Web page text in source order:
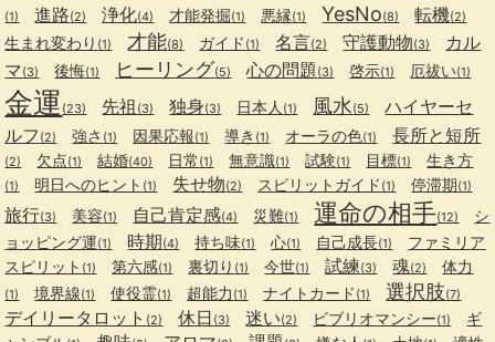
(1) 進路(2) 浄化(4) 才能発掘(1) 悪縁(1) YesNo(8) 転機(2)
生まれ変わり (1) 才能(8) ガイド (1) 名言(2) 守護動物(3)
カル
マ(3) 後悔(1) ヒーリング(5) 心の問題(3) 啓示(1) 厄祓い(1)
金運 (23) 先祖 (3) 独身(3) 日本人 (1) 風水(5)
ハイヤーセ
ルフ (2) 強さ (1) 因果応報(1) 導き (1) オーラの色(1) 長所と短所
(2) 欠点(1) 結婚(40) 日常 (1) 無意識(1) 試験(1) 目標(1) 生き方
(1) 明日へのヒント (1) 失せ物(2) スピリットガイド (1) 停滞期(1)
旅行(3) 美容(1) 自己肯定感(4) 災難(1) 運命の相手(12)
シ
ョッピング運(1) 時期(4) 持ち味(1) 心(1) 自己成長(1)
ファミリア
スピリット (1) 第六感(1) 裏切り (1) 今世(1) 試練(3) 魂(2) 体力
(1) 境界線(1) 使役霊(1) 超能力 (1) ナイトカード (1) 選択肢(7)
デイリータロット (2) 休日 (3) 迷い(2) ビブリオマンシー(1)
ギ